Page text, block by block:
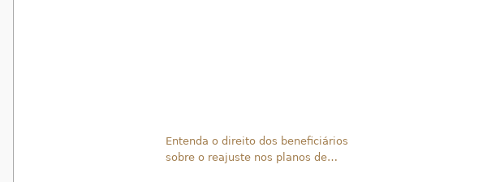
Entenda o direito dos beneficiários
sobre o reajuste nos planos de